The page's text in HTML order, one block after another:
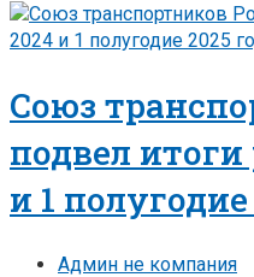
Союз
подвел итоги
и 1 полугодие
Админ не компания